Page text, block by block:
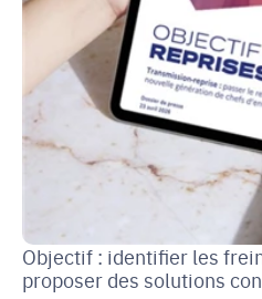
Objectif : identifier les
proposer des solutions